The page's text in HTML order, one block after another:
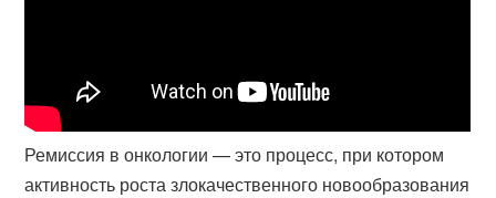
Ремиссия в онкологии — это процесс, при котором
активность роста злокачественного новообразования